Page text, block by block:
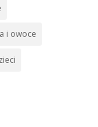
i owoce